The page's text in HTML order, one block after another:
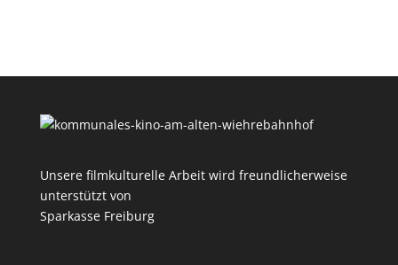
Unsere filmkulturelle Arbeit wird freundlicherweise
unterstützt von
Sparkasse Freiburg